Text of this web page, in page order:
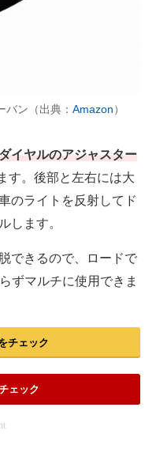
ン（出典： Amazon）
イヤルのアジャスター
す。後部と左右には大
のライトを反射してド
します。
できるので、ロードで
ずマルチに使用できま
チェック
ェック